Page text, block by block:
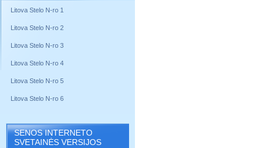
Litova Stelo N-ro 1
Litova Stelo N-ro 2
Litova Stelo N-ro 3
Litova Stelo N-ro 4
Litova Stelo N-ro 5
Litova Stelo N-ro 6
SENOS INTERNETO
SVETAINĖS VERSIJOS